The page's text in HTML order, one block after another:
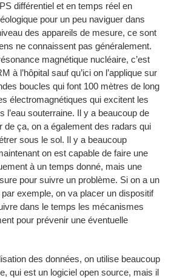
différentiel et en temps réel en
pour un peu naviguer dans
des appareils de mesure, ce sont
ne connaissent pas généralement.
magnétique nucléaire, c’est
à l’hôpital sauf qu’ici on l’applique sur
boucles qui font 100 mètres de long
électromagnétiques qui excitent les
l’eau souterraine. Il y a beaucoup de
de ça, on a également des radars qui
sous le sol. Il y a beaucoup
on est capable de faire une
à un temps donné, mais une
pour suivre un problème. Si on a un
exemple, on va placer un dispositif
dans le temps les mécanismes
pour prévenir une éventuelle
des données, on utilise beaucoup
qui est un logiciel open source, mais il